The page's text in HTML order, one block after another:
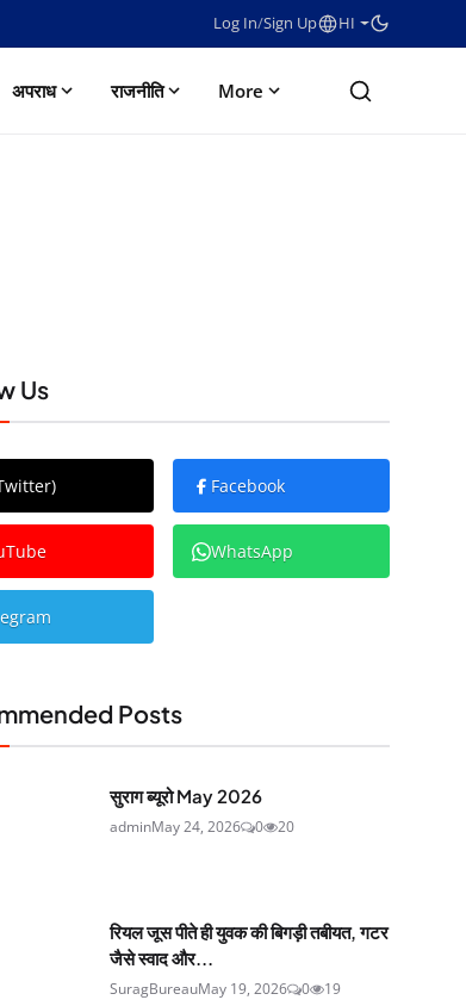
Log In/Sign Up HI
अपराध राजनीति More
Us
Facebook
WhatsApp
Posts
सुराग ब्यूरो May 2026
adminMay 24, 2026 0 20
रियल जूस पीते ही युवक की बिगड़ी तबीयत, गटर
जैसे स्वाद और...
SuragBureauMay 19, 2026 0 19